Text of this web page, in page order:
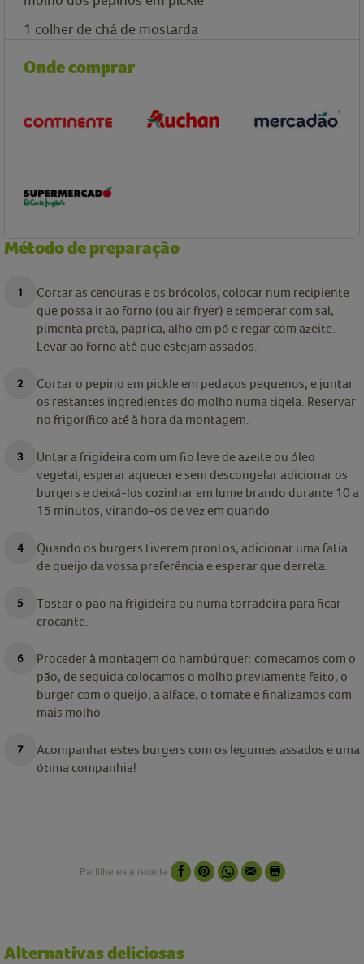
1 colher de chá de mostarda
Onde comprar
Método de preparação
Cortar as cenouras e os brócolos, colocar num recipiente
que possa ir ao forno (ou air fryer) e temperar com sal,
pimenta preta, paprica, alho em pó e regar com azeite.
Levar ao forno até que estejam assados.
Cortar o pepino em pickle em pedaços pequenos, e juntar
os restantes ingredientes do molho numa tigela. Reservar
no frigorífico até à hora da montagem.
Untar a frigideira com um fio leve de azeite ou óleo
vegetal, esperar aquecer e sem descongelar adicionar os
burgers e deixá-los cozinhar em lume brando durante 10 a
15 minutos, virando-os de vez em quando.
Quando os burgers tiverem prontos, adicionar uma fatia
de queijo da vossa preferência e esperar que derreta.
Tostar o pão na frigideira ou numa torradeira para ficar
crocante.
Proceder à montagem do hambúrguer: começamos com o
pão, de seguida colocamos o molho previamente feito, o
burger com o queijo, a alface, o tomate e finalizamos com
mais molho.
Acompanhar estes burgers com os legumes assados e uma
ótima companhia!
Partilhe esta receita
Alternativas deliciosas